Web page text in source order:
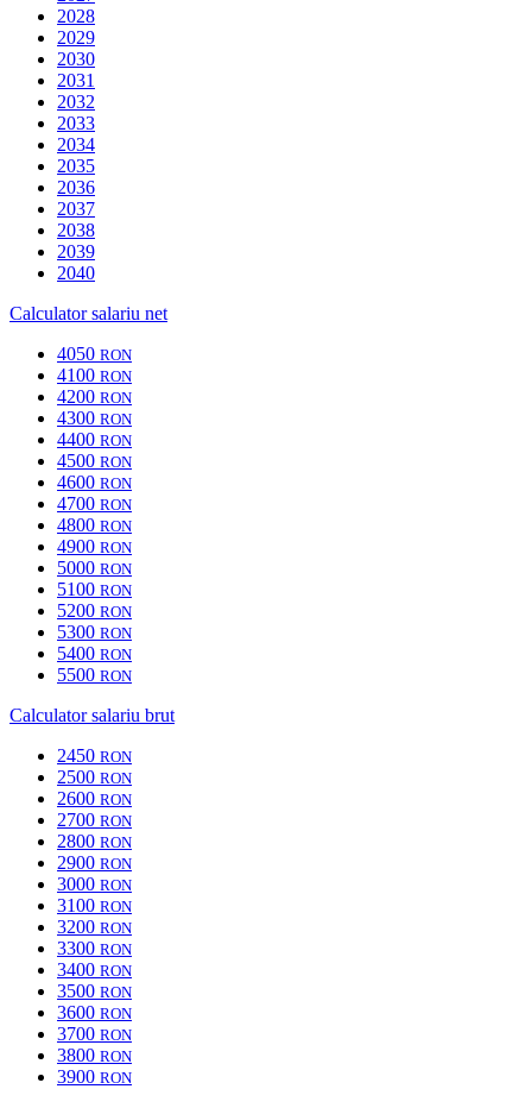
2028
2029
2030
2031
2032
2033
2034
2035
2036
2037
2038
2039
2040
Calculator salariu net
4050 RON
4100 RON
4200 RON
4300 RON
4400 RON
4500 RON
4600 RON
4700 RON
4800 RON
4900 RON
5000 RON
5100 RON
5200 RON
5300 RON
5400 RON
5500 RON
Calculator salariu brut
2450 RON
2500 RON
2600 RON
2700 RON
2800 RON
2900 RON
3000 RON
3100 RON
3200 RON
3300 RON
3400 RON
3500 RON
3600 RON
3700 RON
3800 RON
3900 RON